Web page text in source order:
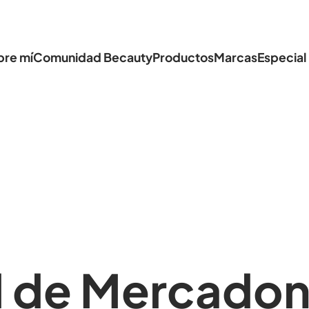
míComunidad BecautyProductosMarcasEspecial
de